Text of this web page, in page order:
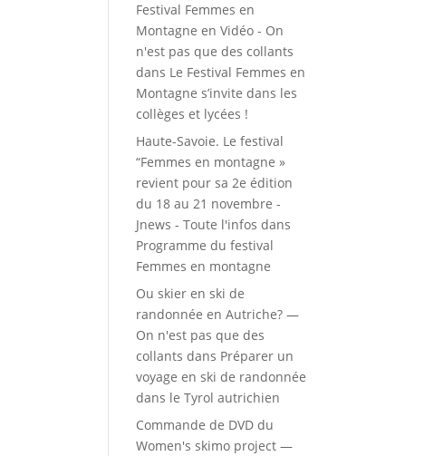
Festival Femmes en
Montagne en Vidéo - On
n'est pas que des collants
dans Le Festival Femmes en
Montagne s’invite dans les
collèges et lycées !
Haute-Savoie. Le festival
“Femmes en montagne »
revient pour sa 2e édition
du 18 au 21 novembre -
Jnews - Toute l'infos dans
Programme du festival
Femmes en montagne
Ou skier en ski de
randonnée en Autriche? —
On n'est pas que des
collants dans Préparer un
voyage en ski de randonnée
dans le Tyrol autrichien
Commande de DVD du
Women's skimo project —